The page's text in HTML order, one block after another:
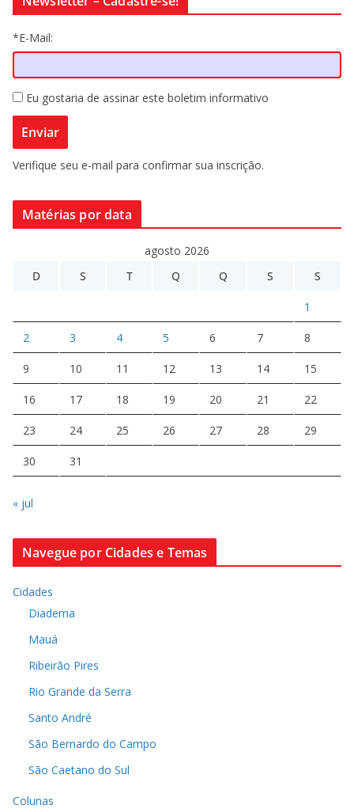
*E-Mail:
Eu gostaria de assinar este boletim informativo
Verifique seu e-mail para confirmar sua inscrição.
Matérias por data
agosto 2026
D
S T Q Q S S
1
2 3 4 5 6 7 8
9 10 11 12 13 14 15
16 17 18 19 20 21 22
23 24 25 26 27 28 29
30 31
« jul
Navegue por Cidades e Temas
Cidades
Diadema
Mauá
Ribeirão Pires
Rio Grande da Serra
Santo André
São Bernardo do Campo
São Caetano do Sul
Colunas